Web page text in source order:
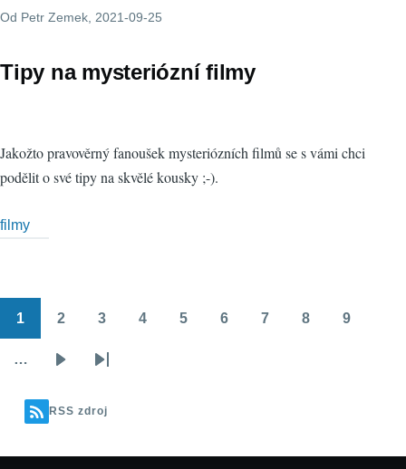
Od Petr Zemek, 2021-09-25
Tipy na mysteriózní filmy
Jakožto pravověrný fanoušek mysteriózních filmů se s vámi chci
podělit o své tipy na skvělé kousky ;-).
filmy
Pagination
1 2 3 4 5 6 7 8 9
…
NásledujícíPoslední
RSS zdroj